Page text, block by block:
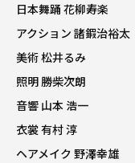
日本舞踊 花柳寿楽
アクション 諸鍜治裕太
美術 松井るみ
照明 勝柴次朗
音響 山本 浩一
衣裳 有村 淳
ヘアメイク 野澤幸雄